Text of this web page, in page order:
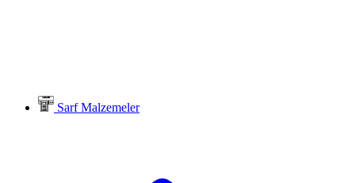
Sarf Malzemeler